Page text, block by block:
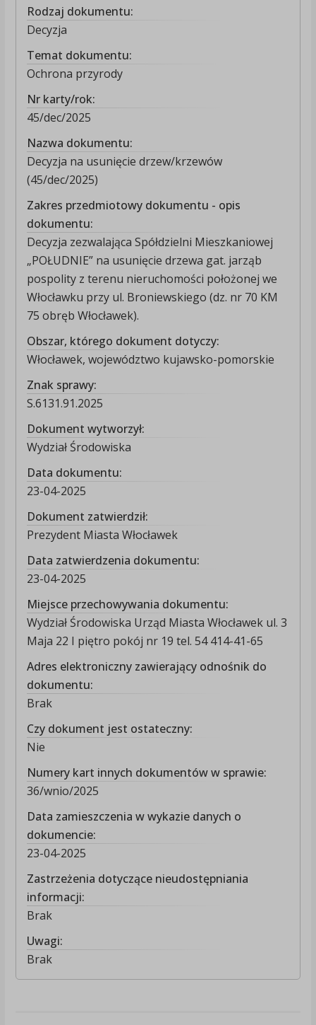
Rodzaj dokumentu:
Decyzja
Temat dokumentu:
Ochrona przyrody
Nr karty/rok:
45/dec/2025
Nazwa dokumentu:
Decyzja na usunięcie drzew/krzewów
(45/dec/2025)
Zakres przedmiotowy dokumentu - opis
dokumentu:
Decyzja zezwalająca Spółdzielni Mieszkaniowej
„POŁUDNIE” na usunięcie drzewa gat. jarząb
pospolity z terenu nieruchomości położonej we
Włocławku przy ul. Broniewskiego (dz. nr 70 KM
75 obręb Włocławek).
Obszar, którego dokument dotyczy:
Włocławek, województwo kujawsko-pomorskie
Znak sprawy:
S.6131.91.2025
Dokument wytworzył:
Wydział Środowiska
Data dokumentu:
23-04-2025
Dokument zatwierdził:
Prezydent Miasta Włocławek
Data zatwierdzenia dokumentu:
23-04-2025
Miejsce przechowywania dokumentu:
Wydział Środowiska Urząd Miasta Włocławek ul. 3
Maja 22 I piętro pokój nr 19 tel. 54 414-41-65
Adres elektroniczny zawierający odnośnik do
dokumentu:
Brak
Czy dokument jest ostateczny:
Nie
Numery kart innych dokumentów w sprawie:
36/wnio/2025
Data zamieszczenia w wykazie danych o
dokumencie:
23-04-2025
Zastrzeżenia dotyczące nieudostępniania
informacji:
Brak
Uwagi:
Brak